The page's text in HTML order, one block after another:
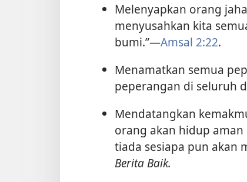
Melenyapkan orang
menyusahkan kita
bumi.”—Amsal 2:22.
Menamatkan semua
peperangan di seluruh
Mendatangkan
orang akan hidup
tiada sesiapa pun akan
Berita Baik.